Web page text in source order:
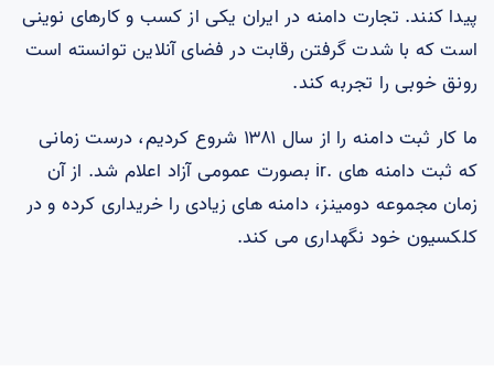
پیدا کنند. تجارت دامنه در ایران یکی از کسب و کارهای نوینی
است که با شدت گرفتن رقابت در فضای آنلاین توانسته است
رونق خوبی را تجربه کند.
ما کار ثبت دامنه را از سال ۱۳۸۱ شروع کردیم، درست زمانی
که ثبت دامنه های .ir بصورت عمومی آزاد اعلام شد. از آن
زمان مجموعه دومینز، دامنه های زیادی را خریداری کرده و در
کلکسیون خود نگهداری می کند.